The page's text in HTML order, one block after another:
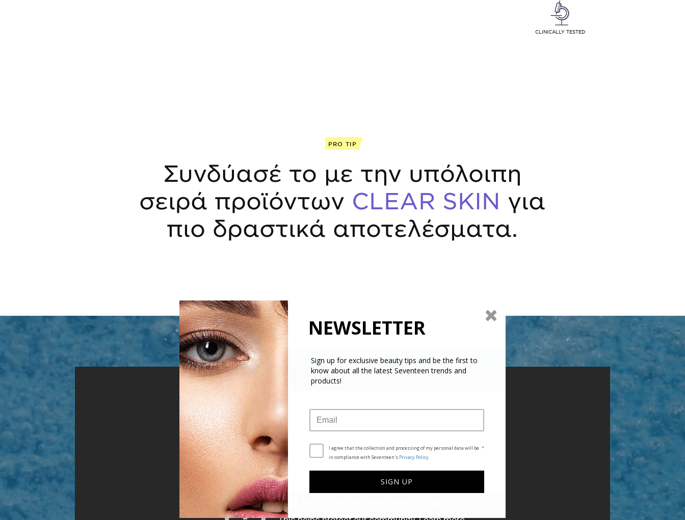
CLINICALLY TESTED
PRO TIP
Συνδύασέ το με την υπόλοιπη
σειρά προϊόντων CLEAR SKIN για
πιο δραστικά αποτελέσματα.
NEWSLETTER
Sign up for exclusive beauty tips and be the first to
know about all the latest Seventeen trends and
products!
I agree that the collection and processing of my personal data will be
in compliance with Seventeen's Privacy Policy.
*
SIGN UP